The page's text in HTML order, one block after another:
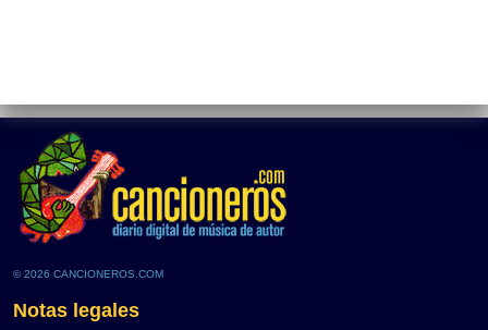
© 2026 CANCIONEROS.COM
Notas legales